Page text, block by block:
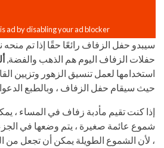
سيبدو حفل الزفاف رائعًا حقًا إذا تم منحه
حفلات الزفاف اليوم هم الذهب والفضة,
استخدامها لعمل تنسيق الزهور وتزيين
حيث سيقام حفل الزفاف ، وبالطبع
إذا كنت تقيم مأدبة زفاف في المساء ،
شموع عائمة صغيرة ، يتم وضعها في
، لأن الشموع الطويلة يمكن أن تجعل